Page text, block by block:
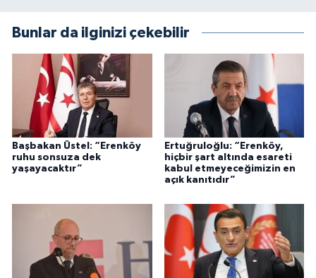
Bunlar da ilginizi çekebilir
Başbakan Üstel: “Erenköy
ruhu sonsuza dek
yaşayacaktır”
Ertuğruloğlu: “Erenköy,
hiçbir şart altında esareti
kabul etmeyeceğimizin en
açık kanıtıdır”